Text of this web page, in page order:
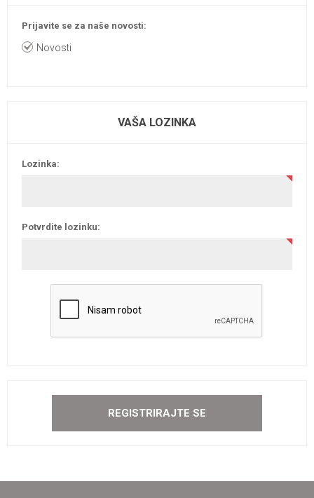
Prijavite se za naše novosti:
Novosti
VAŠA LOZINKA
Lozinka:
Potvrdite lozinku: